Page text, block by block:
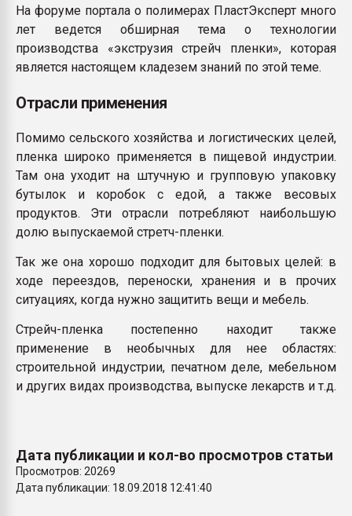
На форуме портала о полимерах ПластЭксперт много
лет ведется обширная тема о технологии
производства «экструзия стрейч пленки», которая
является настоящем кладезем знаний по этой теме.
Отрасли применения
Помимо сельского хозяйства и логистических целей,
пленка широко применяется в пищевой индустрии.
Там она уходит на штучную и групповую упаковку
бутылок и коробок с едой, а также весовых
продуктов. Эти отрасли потребляют наибольшую
долю выпускаемой стретч-пленки.
Так же она хорошо подходит для бытовых целей: в
ходе переездов, переноски, хранения и в прочих
ситуациях, когда нужно защитить вещи и мебель.
Стрейч-пленка постепенно находит также
применение в необычных для нее областях:
строительной индустрии, печатном деле, мебельном
и других видах производства, выпуске лекарств и т.д.
Дата публикации и кол-во просмотров статьи
Просмотров: 20269
Дата публикации: 18.09.2018 12:41:40